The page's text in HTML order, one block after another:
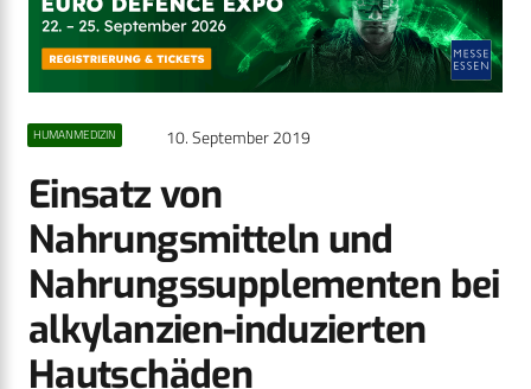
HUMANMEDIZIN 10. September 2019
Einsatz von
Nahrungsmitteln und
Nahrungssupplementen bei
alkylanzien-induzierten
Hautschäden